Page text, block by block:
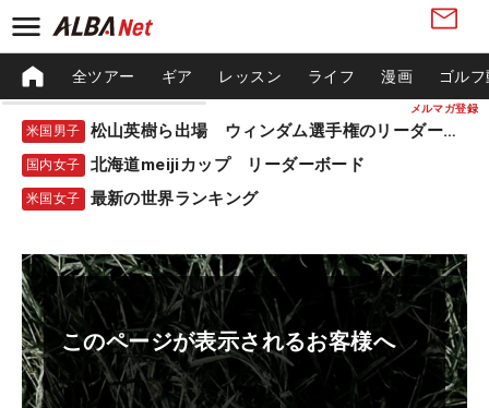
メルマガ登録
全ツアー ギア レッスン ライフ 漫画 ゴル
米国男子 松山英樹ら出場 ウィンダム選手権のリーダーボード
国内女子 北海道meijiカップ リーダーボード
米国女子 最新の世界ランキング
このページが表示されるお客様へ